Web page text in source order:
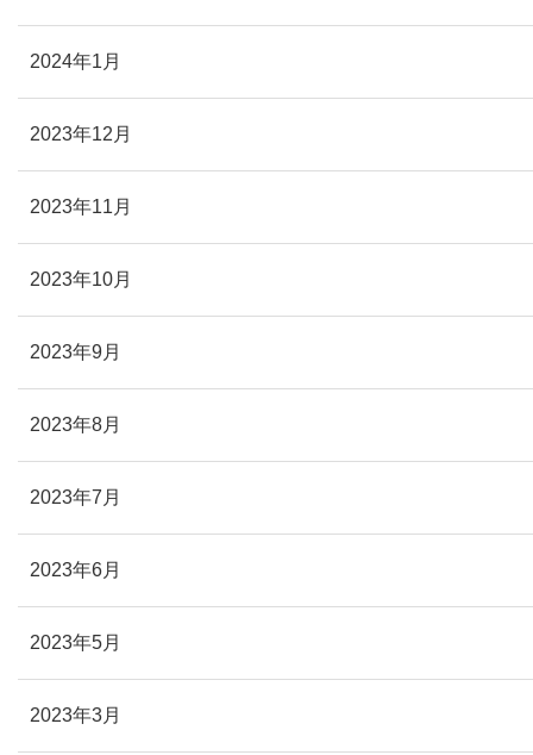
2024年1月
2023年12月
2023年11月
2023年10月
2023年9月
2023年8月
2023年7月
2023年6月
2023年5月
2023年3月